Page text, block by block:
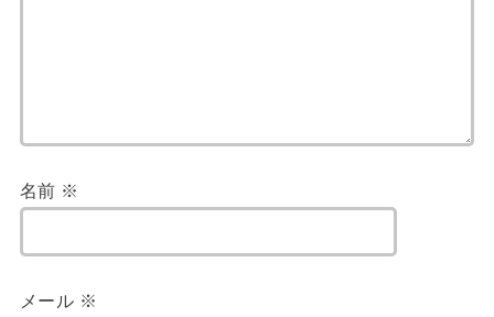
名前 ※
メール ※